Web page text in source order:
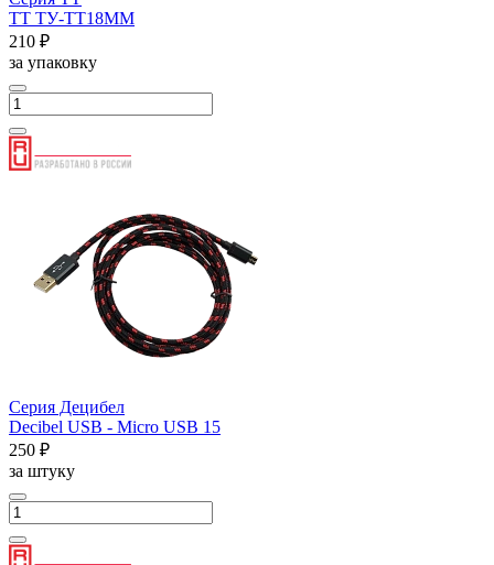
ТТ ТУ-ТТ18ММ
210 ₽
за упаковку
Серия Децибел
Decibel USB - Micro USB 15
250 ₽
за штуку